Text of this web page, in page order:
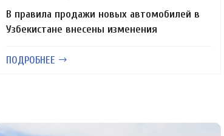
В правила продажи новых автомобилей в
Узбекистане внесены изменения
ПОДРОБНЕЕ